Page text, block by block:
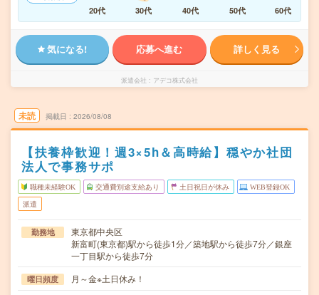
20代
30代 40代 50代 60代
気になる! 応募へ進む 詳しく見る
派遣会社 アデコ株式会社
未読 掲載日 2026/08/08
【扶養枠歓迎！週3×5h＆高時給】穏やか社団
法人で事務サポ
職種未経験OK 交通費別途支給あり 土日祝日が休み WEB登録OK
派遣
勤務地
東京都中央区
新富町(東京都)駅から徒歩1分／築地駅から徒歩7分／銀座
一丁目駅から徒歩7分
曜日頻度 月～金※土日休み！